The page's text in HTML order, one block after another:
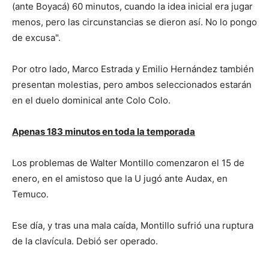
(ante Boyacá) 60 minutos, cuando la idea inicial era jugar
menos, pero las circunstancias se dieron así. No lo pongo
de excusa".
Por otro lado, Marco Estrada y Emilio Hernández también
presentan molestias, pero ambos seleccionados estarán
en el duelo dominical ante Colo Colo.
Apenas 183 minutos en toda la temporada
Los problemas de Walter Montillo comenzaron el 15 de
enero, en el amistoso que la U jugó ante Audax, en
Temuco.
Ese día, y tras una mala caída, Montillo sufrió una ruptura
de la clavícula. Debió ser operado.